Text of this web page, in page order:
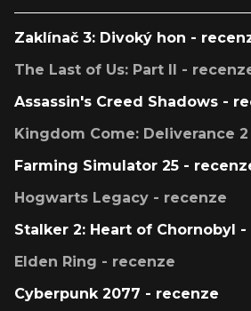
Zaklínač 3: Divoký hon -
The Last of Us: Part II -
Assassin's Creed Shadows -
Kingdom Come: Deliverance
Farming Simulator 25 -
Hogwarts Legacy - recenze
Stalker 2: Heart of Chornobyl
Elden Ring - recenze
Cyberpunk 2077 - recenze